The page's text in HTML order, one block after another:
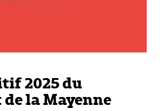
2025 du
la Mayenne